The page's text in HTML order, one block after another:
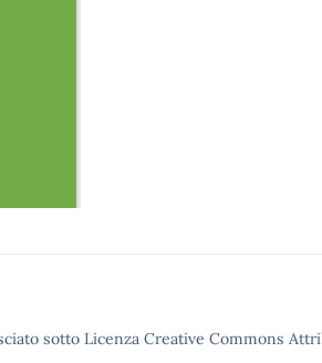
sotto Licenza Creative Commons